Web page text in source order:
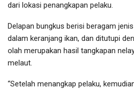
dari lokasi penangkapan pelaku.
Delapan bungkus berisi beragam
dalam keranjang ikan, dan ditutupi
olah merupakan hasil tangkapan
melaut.
“Setelah menangkap pelaku,